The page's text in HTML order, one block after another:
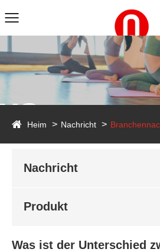
Heim Nachricht
Nachricht
Produkt
Was ist der Unterschied